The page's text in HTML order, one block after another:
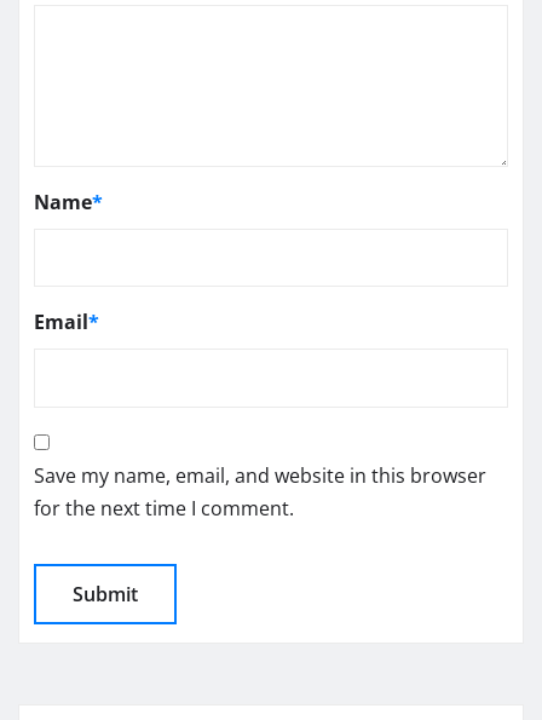
Name*
Email*
Save my name, email, and website in this browser
for the next time I comment.